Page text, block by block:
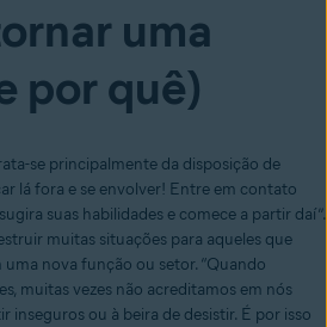
uma
por quê)
se principalmente da disposição de
lá fora e se envolver! Entre em contato
suas habilidades e comece a partir daí”.
muitas situações para aqueles que
nova função ou setor. “Quando
muitas vezes não acreditamos em nós
inseguros ou à beira de desistir. É por isso